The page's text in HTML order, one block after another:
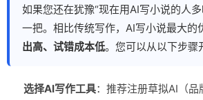
如果您还在犹豫“现在用AI写小说的人
一把。相比传统写作，AI写小说最大的
出高、试错成本低。您可以从以下步骤
选择AI写作工具：推荐注册草拟AI（